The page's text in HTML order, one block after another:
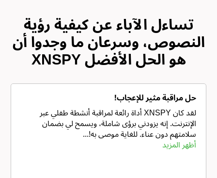
تساءل الآباء عن كيفية رؤية
النصوص، وسرعان ما وجدوا أن
XNSPY هو الحل الأفضل
حل مراقبة مثير للإعجاب!
لقد كان XNSPY أداة رائعة لمراقبة أنشطة طفلي عبر
الإنترنت. إنه يزودني برؤى شاملة، ويسمح لي بضمان
سلامتهم دون عناء. للغاية موصى به!...
أظهر المزيد